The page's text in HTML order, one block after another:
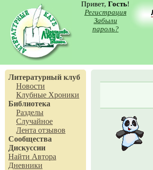
Привет, Гость!
Регистрация
Забыли
пароль?
Литературный клуб
Новости
Клубные Хроники
Библиотека
Разделы
Случайное
Лента отзывов
Сообщества
Дискуссии
Найти Автора
Дневники